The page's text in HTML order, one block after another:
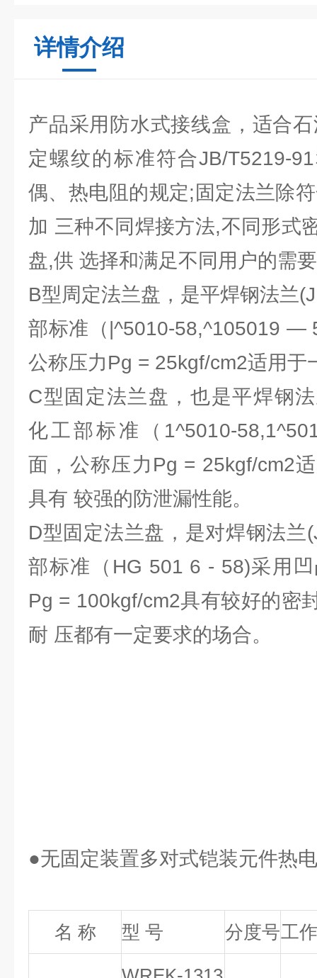
详情介绍
产品采用防水式接线盒，适合
定螺纹的标准符合JB/T5219-
偶、热电阻的规定;固定法兰除
加 三种不同焊接方法,不同形式
盘,供 选择和满足不同用户的需
B型周定法兰盘，是平焊钢法兰
部标准（|^5010-58,^105019 —
公称压力Pg = 25kgf/cm2适用于
C型固定法兰盘，也是平焊钢
化工部标准（1^5010-
面，公称压力Pg = 25kgf/cm2
具有 较强的防泄漏性能。
D型固定法兰盘，是对焊钢法兰
部标准（HG 501 6 - 58)采用
Pg = 100kgf/cm2具有较好的密
耐 压都有一定要求的场合。
●无固定装置多对式铠装元件热
名 称 型 号 分度号工